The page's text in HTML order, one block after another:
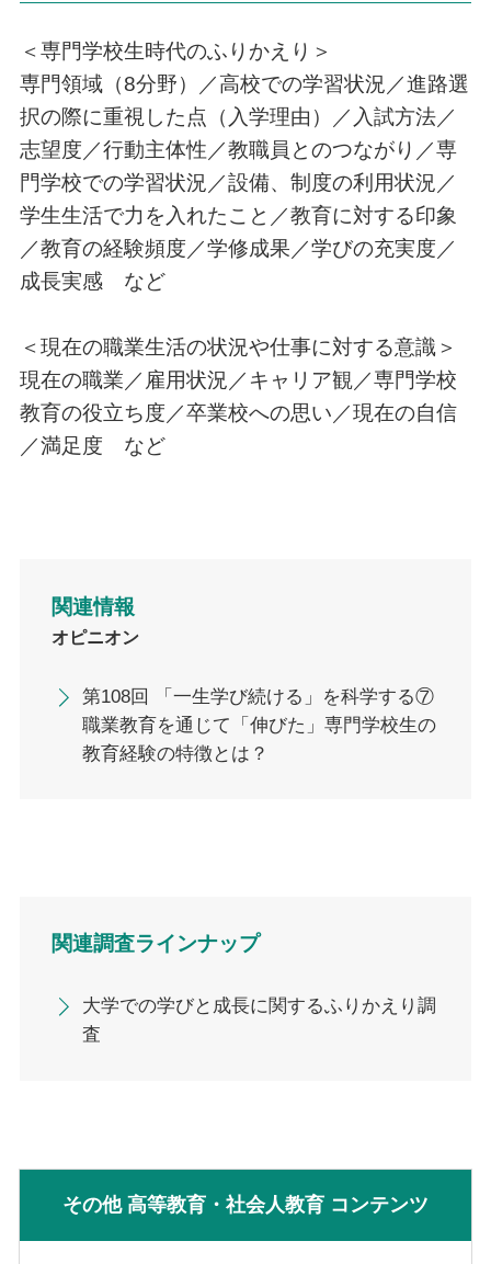
＜専門学校生時代のふりかえり＞
専門領域（8分野）／高校での学習状況／進路選
択の際に重視した点（入学理由）／入試方法／
志望度／行動主体性／教職員とのつながり／専
門学校での学習状況／設備、制度の利用状況／
学生生活で力を入れたこと／教育に対する印象
／教育の経験頻度／学修成果／学びの充実度／
成長実感 など
＜現在の職業生活の状況や仕事に対する意識＞
現在の職業／雇用状況／キャリア観／専門学校
教育の役立ち度／卒業校への思い／現在の自信
／満足度 など
関連情報
オピニオン
第108回 「一生学び続ける」を科学する⑦
職業教育を通じて「伸びた」専門学校生の
教育経験の特徴とは？
関連調査ラインナップ
大学での学びと成長に関するふりかえり調
査
その他 高等教育・社会人教育 コンテンツ